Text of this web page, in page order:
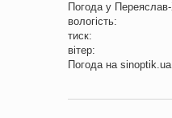
Погода у
вологість:
тиск:
вітер:
Погода на sinoptik.ua